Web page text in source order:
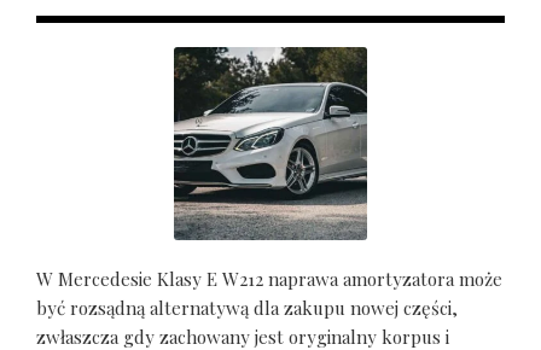
W Mercedesie Klasy E W212 naprawa amortyzatora może
być rozsądną alternatywą dla zakupu nowej części,
zwłaszcza gdy zachowany jest oryginalny korpus i